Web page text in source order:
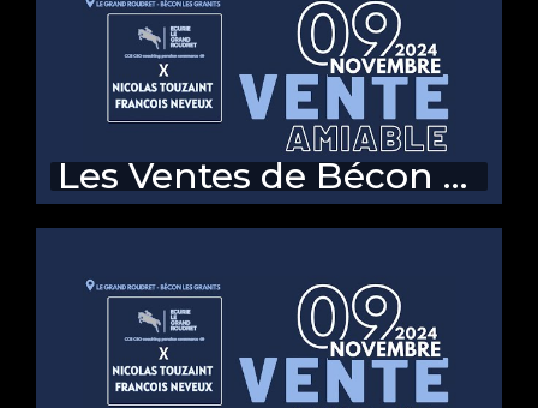
Les Ventes de Bécon 2024 (après-midi - lots 19 à 33)